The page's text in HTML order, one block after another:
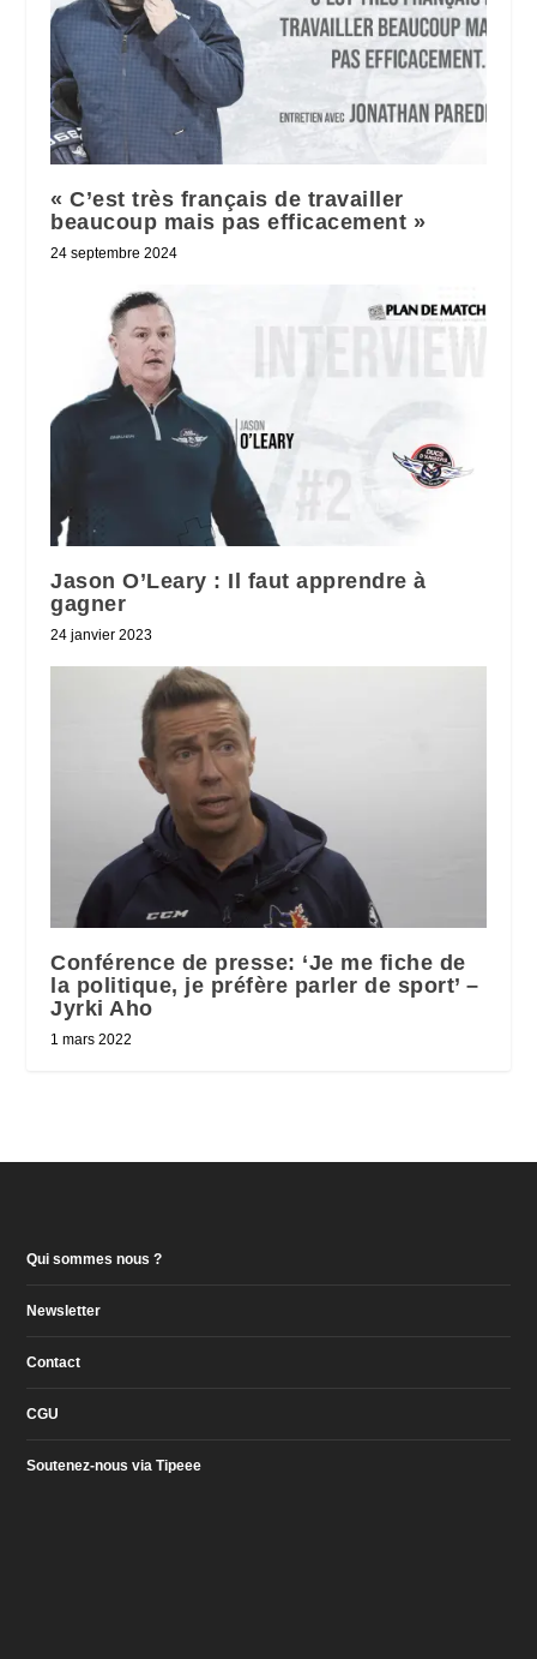
« C’est très français de travailler
beaucoup mais pas efficacement »
24 septembre 2024
Jason O’Leary : Il faut apprendre à
gagner
24 janvier 2023
Conférence de presse: ‘Je me fiche de
la politique, je préfère parler de sport’ –
Jyrki Aho
1 mars 2022
Qui sommes nous ?
Newsletter
Contact
CGU
Soutenez-nous via Tipeee